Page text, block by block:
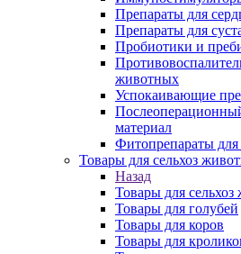
Препараты для
Препараты для
Пробиотики и
животных
Успокаивающие
материал
Фитопрепараты
Товары для сельхоз
Назад
Товары для
Товары для голубей
Товары для коров
Товары для